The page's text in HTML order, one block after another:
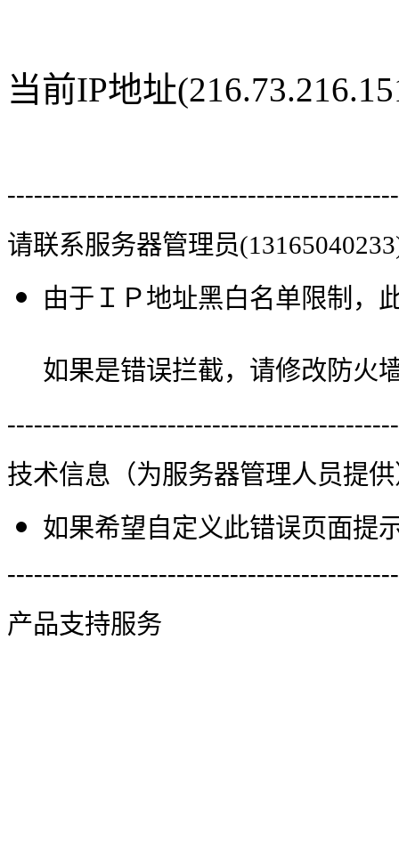
当前IP地址
请联系服务器管理员
由于ＩＰ地址黑白名单限制，
如果是错误拦截，请修改防火
技术信息（为服务器管理人员提
如果希望自定义此错误页面提
产品支持服务